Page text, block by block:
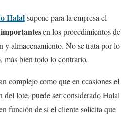
Halalsupone para la empresa el
en los procedimientos de
y almacenamiento. No se trata por lo
más bien todo lo contrario.
complejo como que en ocasiones el
lote, puede ser considerado Halal
función de si el cliente solicita que